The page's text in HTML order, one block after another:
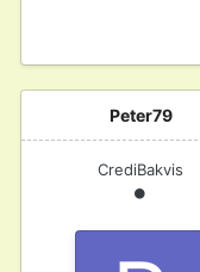
Peter79
CrediBakvis